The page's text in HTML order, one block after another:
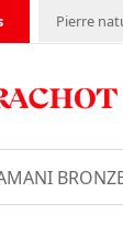
Pierre